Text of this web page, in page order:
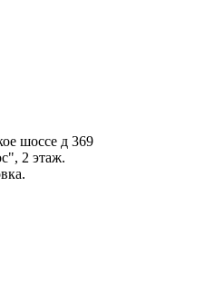
шоссе д 369
2 этаж.